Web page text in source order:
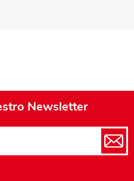
Newsletter